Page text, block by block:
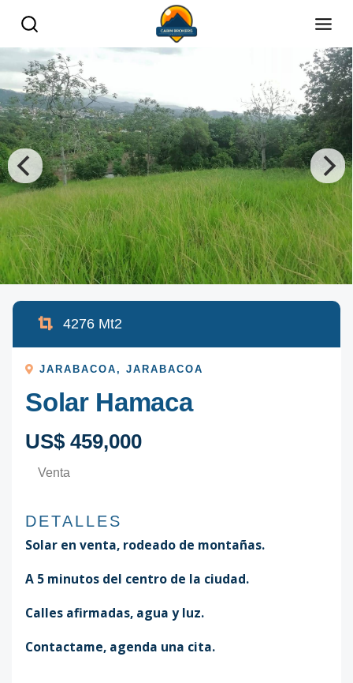
4276 Mt2
JARABACOA ,JARABACOA
Solar Hamaca
US$ 459,000
Venta
DETALLES
Solar en venta, rodeado de montañas.
A 5 minutos del centro de la ciudad.
Calles afirmadas, agua y luz.
Contactame, agenda una cita.